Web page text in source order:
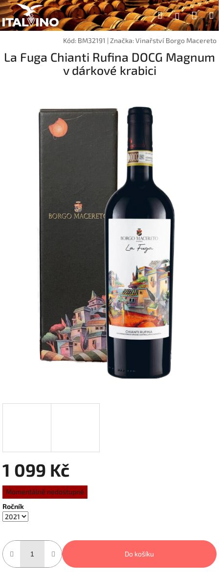
Přejít
na
obsah
Hledat
Kód: BM32191 |Značka:Vinařství Borgo Macereto
La Fuga Chianti Rufina DOCG Magnum
v dárkové krabici
1 099 Kč
Měrná
cena:
Momentálně nedostupné
Ročník
Do košíku